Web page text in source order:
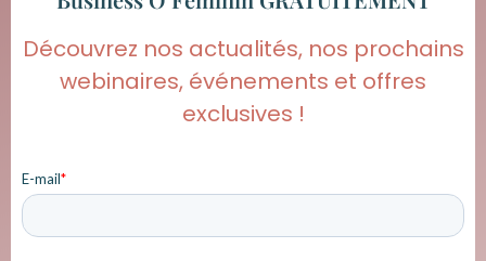
Découvrez nos actualités, nos prochains
webinaires, événements et offres
exclusives !